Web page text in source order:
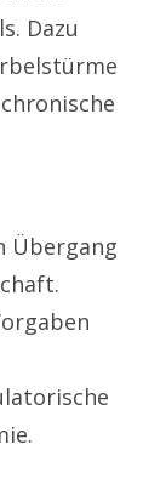
Dazu
Übergang